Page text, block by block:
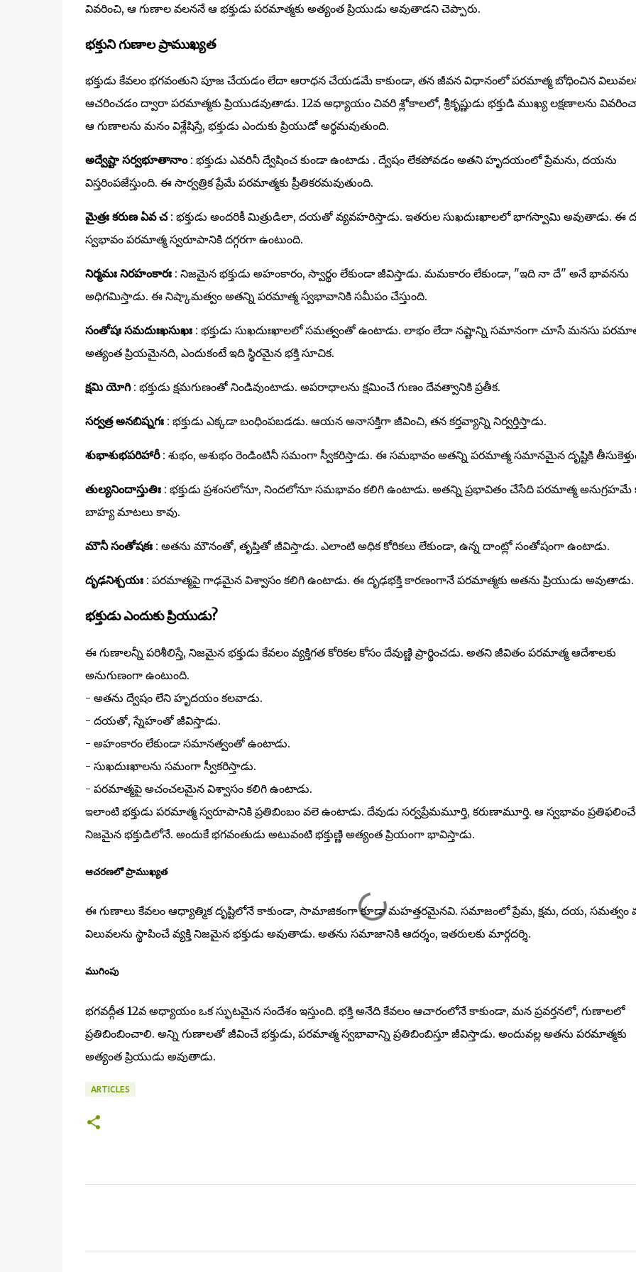
వివరించి, ఆ గుణాల వలననే ఆ భక్తుడు పరమాత్మకు అత్యంత ప్రియుడు అవుతాడని చెప్పారు.
భక్తుని గుణాల ప్రాముఖ్యత
భక్తుడు కేవలం భగవంతుని పూజ చేయడం లేదా ఆరాధన చేయడమే కాకుండా, తన జీవన విధానంలో పరమాత్మ బోధించిన
ఆచరించడం ద్వారా పరమాత్మకు ప్రియుడవుతాడు. 12వ అధ్యాయం చివరి శ్లోకాలలో, శ్రీకృష్ణుడు భక్తుడి ముఖ్య లక్షణాలను
ఆ గుణాలను మనం విశ్లేషిస్తే, భక్తుడు ఎందుకు ప్రియుడో అర్థమవుతుంది.
అద్వేష్టా సర్వభూతానాం : భక్తుడు ఎవరినీ ద్వేషించ కుండా ఉంటాడు . ద్వేషం లేకపోవడం అతని హృదయంలో ప్రేమను, దయను
విస్తరింపజేస్తుంది. ఈ సార్వత్రిక ప్రేమే పరమాత్మకు ప్రీతికరమవుతుంది.
మైత్రః కరుణ ఏవ చ : భక్తుడు అందరికీ మిత్రుడిలా, దయతో వ్యవహరిస్తాడు. ఇతరుల సుఖదుఃఖాలలో భాగస్వామి అవుతాడు.
స్వభావం పరమాత్మ స్వరూపానికి దగ్గరగా ఉంటుంది.
నిర్మమః నిరహంకారః : నిజమైన భక్తుడు అహంకారం, స్వార్థం లేకుండా జీవిస్తాడు. మమకారం లేకుండా, "ఇది నా దే" అనే భావనను
అధిగమిస్తాడు. ఈ నిష్కామత్వం అతన్ని పరమాత్మ స్వభావానికి సమీపం చేస్తుంది.
సంతోషః సమదుఃఖసుఖః : భక్తుడు సుఖదుఃఖాలలో సమత్వంతో ఉంటాడు. లాభం లేదా నష్టాన్ని సమానంగా చూసే మనసు
అత్యంత ప్రియమైనది, ఎందుకంటే ఇది స్థిరమైన భక్తి సూచిక.
క్షమి యోగి : భక్తుడు క్షమగుణంతో నిండివుంటాడు. అపరాధాలను క్షమించే గుణం దేవత్వానికి ప్రతీక.
సర్వత్ర అనబిష్నగః : భక్తుడు ఎక్కడా బంధింపబడడు. ఆయన అనాసక్తిగా జీవించి, తన కర్తవ్యాన్ని నిర్వర్తిస్తాడు.
శుభాశుభపరిహారీ : శుభం, అశుభం రెండింటినీ సమంగా స్వీకరిస్తాడు. ఈ సమభావం అతన్ని పరమాత్మ సమానమైన దృష్టికి
తుల్యనిందాస్తుతిః : భక్తుడు ప్రశంసలోనూ, నిందలోనూ సమభావం కలిగి ఉంటాడు. అతన్ని ప్రభావితం చేసేది పరమాత్మ అనుగ్రహమే
బాహ్య మాటలు కావు.
మౌనీ సంతోషకః : అతను మౌనంతో, తృప్తితో జీవిస్తాడు. ఎలాంటి అధిక కోరికలు లేకుండా, ఉన్న దాంట్లో సంతోషంగా ఉంటాడు.
దృఢనిశ్చయః : పరమాత్మపై గాఢమైన విశ్వాసం కలిగి ఉంటాడు. ఈ దృఢభక్తి కారణంగానే పరమాత్మకు అతను ప్రియుడు అవుతాడు.
భక్తుడు ఎందుకు ప్రియుడు?
ఈ గుణాలన్నీ పరిశీలిస్తే, నిజమైన భక్తుడు కేవలం వ్యక్తిగత కోరికల కోసం దేవుణ్ణి ప్రార్థించడు. అతని జీవితం పరమాత్మ ఆదేశాలకు
అనుగుణంగా ఉంటుంది.
- అతను ద్వేషం లేని హృదయం కలవాడు.
- దయతో, స్నేహంతో జీవిస్తాడు.
- అహంకారం లేకుండా సమానత్వంతో ఉంటాడు.
- సుఖదుఃఖాలను సమంగా స్వీకరిస్తాడు.
- పరమాత్మపై అచంచలమైన విశ్వాసం కలిగి ఉంటాడు.
ఇలాంటి భక్తుడు పరమాత్మ స్వరూపానికి ప్రతిబింబం వలె ఉంటాడు. దేవుడు సర్వప్రేమమూర్తి, కరుణామూర్తి. ఆ స్వభావం
నిజమైన భక్తుడిలోనే. అందుకే భగవంతుడు అటువంటి భక్తుణ్ణి అత్యంత ప్రియంగా భావిస్తాడు.
ఆచరణలో ప్రాముఖ్యత
ఈ గుణాలు కేవలం ఆధ్యాత్మిక దృష్టిలోనే కాకుండా, సామాజికంగా కూడా మహత్తరమైనవి. సమాజంలో ప్రేమ, క్షమ, దయ, సమత్వం
విలువలను స్థాపించే వ్యక్తి నిజమైన భక్తుడు అవుతాడు. అతను సమాజానికి ఆదర్శం, ఇతరులకు మార్గదర్శి.
ముగింపు
భగవద్గీత 12వ అధ్యాయం ఒక స్ఫుటమైన సందేశం ఇస్తుంది. భక్తి అనేది కేవలం ఆచారంలోనే కాకుండా, మన ప్రవర్తనలో, గుణాలలో
ప్రతిబింబించాలి. అన్ని గుణాలతో జీవించే భక్తుడు, పరమాత్మ స్వభావాన్ని ప్రతిబింబిస్తూ జీవిస్తాడు. అందువల్ల అతను పరమాత్మకు
అత్యంత ప్రియుడు అవుతాడు.
ARTICLES